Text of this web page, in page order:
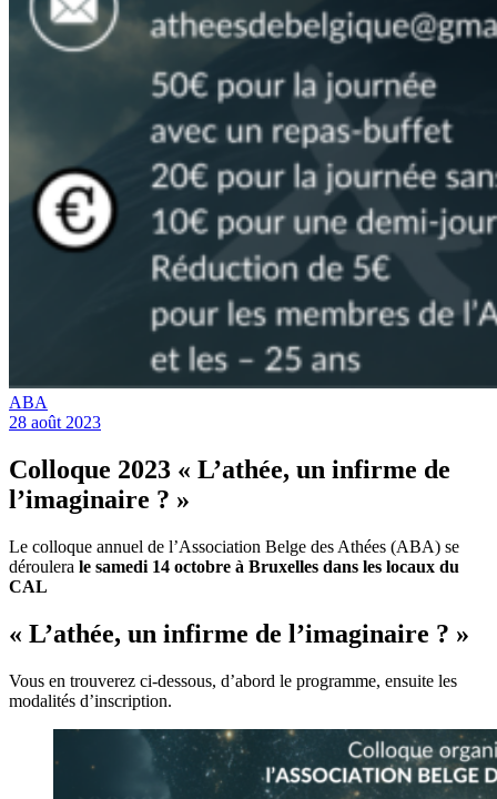
ABA
28 août 2023
Colloque 2023 « L’athée, un infirme de
l’imaginaire ? »
Le colloque annuel de l’Association Belge des Athées (ABA) se
déroulera le samedi 14 octobre à Bruxelles dans les locaux du
CAL
« L’athée, un infirme de l’imaginaire ? »
Vous en trouverez ci-dessous, d’abord le programme, ensuite les
modalités d’inscription.